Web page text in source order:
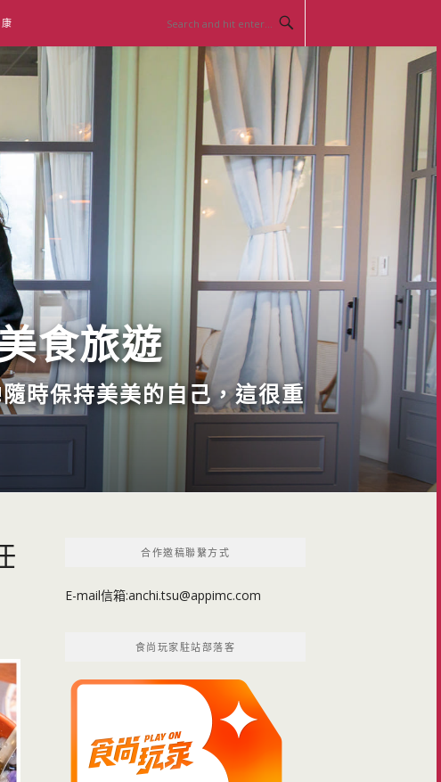
美食旅遊
時保持美美的自己，這很重
合作邀稿聯繫方式
E-mail信箱:anchi.tsu@appimc.com
食尚玩家駐站部落客